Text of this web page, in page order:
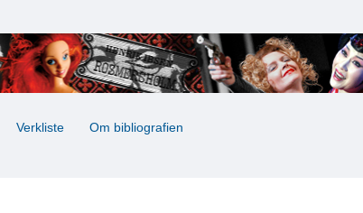
Verkliste Om bibliografien